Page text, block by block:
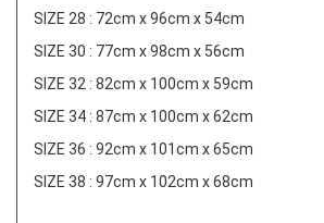
SIZE 28 : 72cm x 96cm x 54cm
SIZE 30 : 77cm x 98cm x 56cm
SIZE 32 : 82cm x 100cm x 59cm
SIZE 34 : 87cm x 100cm x 62cm
SIZE 36 : 92cm x 101cm x 65cm
SIZE 38 : 97cm x 102cm x 68cm